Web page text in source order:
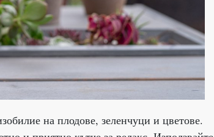
на плодове, зеленчуци и цветове.